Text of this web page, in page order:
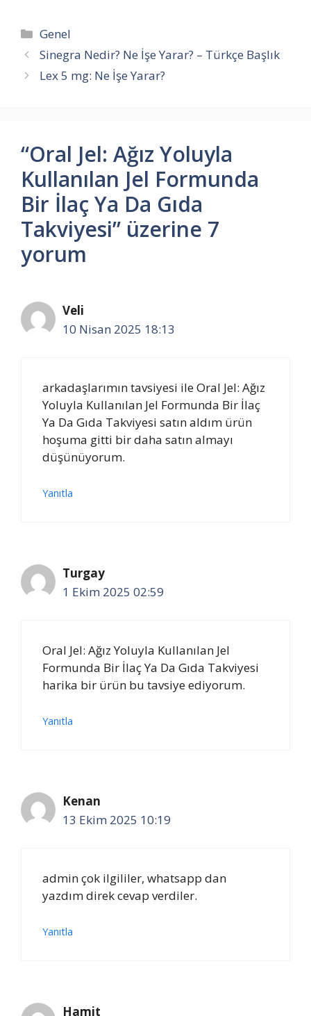
Kategoriler
Genel
Sinegra Nedir? Ne İşe Yarar? – Türkçe Başlık
Lex 5 mg: Ne İşe Yarar?
“Oral Jel: Ağız Yoluyla
Kullanılan Jel Formunda
Bir İlaç Ya Da Gıda
Takviyesi” üzerine 7
yorum
Veli
10 Nisan 2025 18:13
arkadaşlarımın tavsiyesi ile Oral Jel: Ağız
Yoluyla Kullanılan Jel Formunda Bir İlaç
Ya Da Gıda Takviyesi satın aldım ürün
hoşuma gitti bir daha satın almayı
düşünüyorum.
Yanıtla
Turgay
1 Ekim 2025 02:59
Oral Jel: Ağız Yoluyla Kullanılan Jel
Formunda Bir İlaç Ya Da Gıda Takviyesi
harika bir ürün bu tavsiye ediyorum.
Yanıtla
Kenan
13 Ekim 2025 10:19
admin çok ilgililer, whatsapp dan
yazdım direk cevap verdiler.
Yanıtla
Hamit